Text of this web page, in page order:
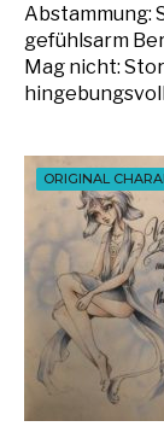
Abstammung:
gefühlsarm
Mag nicht:
ORIGINAL